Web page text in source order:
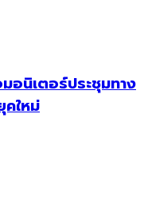
อนิเตอร์ประชุมทาง
ใหม่